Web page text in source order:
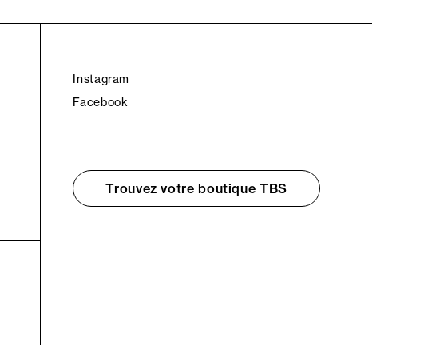
Instagram
Facebook
Trouvez votre boutique TBS